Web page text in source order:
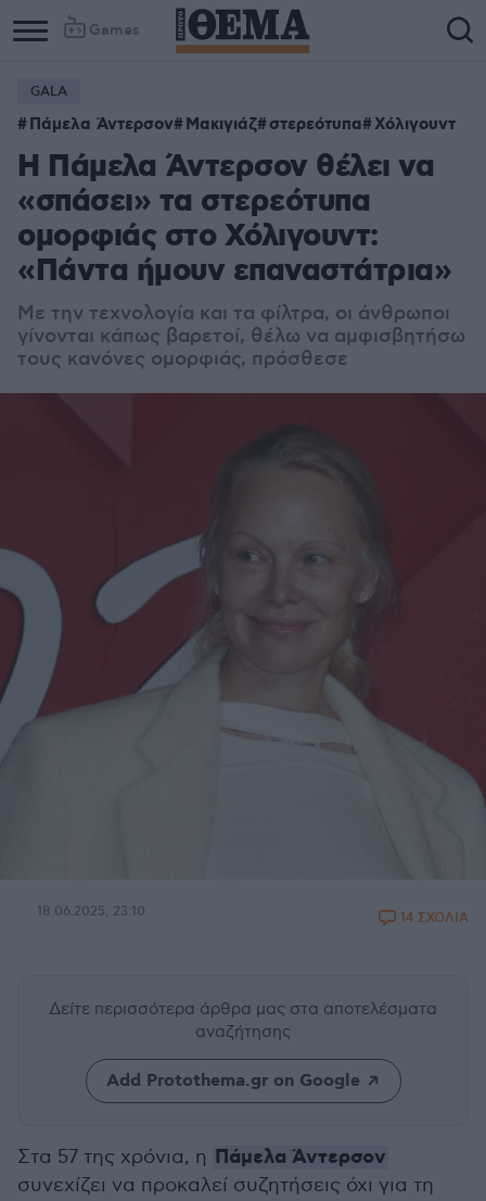
Games
Column
1
Column
2
GALA
Πάμελα Άντερσον Μακιγιάζ στερεότυπα Χόλιγουντ
Η Πάμελα Άντερσον θέλει να
«σπάσει» τα στερεότυπα
ομορφιάς στο Χόλιγουντ:
«Πάντα ήμουν επαναστάτρια»
Με την τεχνολογία και τα φίλτρα, οι άνθρωποι
γίνονται κάπως βαρετοί, θέλω να αμφισβητήσω
τους κανόνες ομορφιάς, πρόσθεσε
18.06.2025, 23:10 14 ΣΧΟΛΙΑ
Δείτε περισσότερα άρθρα μας στα αποτελέσματα
αναζήτησης
Add Protothema.gr on Google
Στα 57 της χρόνια, η Πάμελα Άντερσον
συνεχίζει να προκαλεί συζητήσεις όχι για τη